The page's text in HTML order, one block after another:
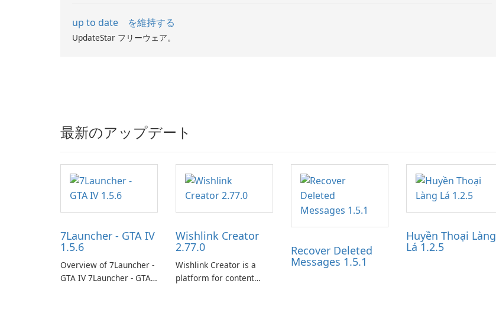
up to date を維持する
UpdateStar フリーウェア。
最新のアップデート
7Launcher - GTA IV
1.5.6
Overview of 7Launcher -
GTA IV 7Launcher - GTA
Wishlink Creator
2.77.0
Wishlink Creator is a
platform for content
Recover Deleted
Messages 1.5.1
Huyền Thoại Làng
Lá 1.2.5